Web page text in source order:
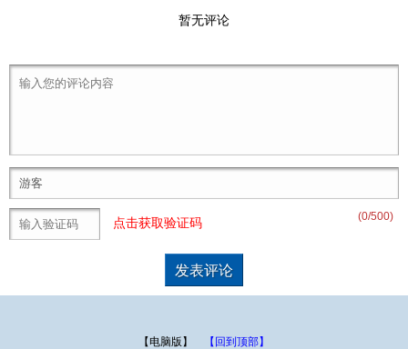
暂无评论
(0/500)
点击获取验证码
【电脑版】 【回到顶部】